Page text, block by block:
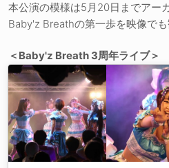
本公演の模様は5月20日までアー
Baby'z Breathの第一歩を映像でも
＜Baby'z Breath 3周年ライブ＞